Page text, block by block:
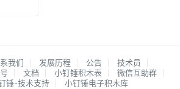
我们 发展历程 公告
技术员
文档 小钉锤积木表
微信互助群
锤-技术支持 小钉锤电子积木库